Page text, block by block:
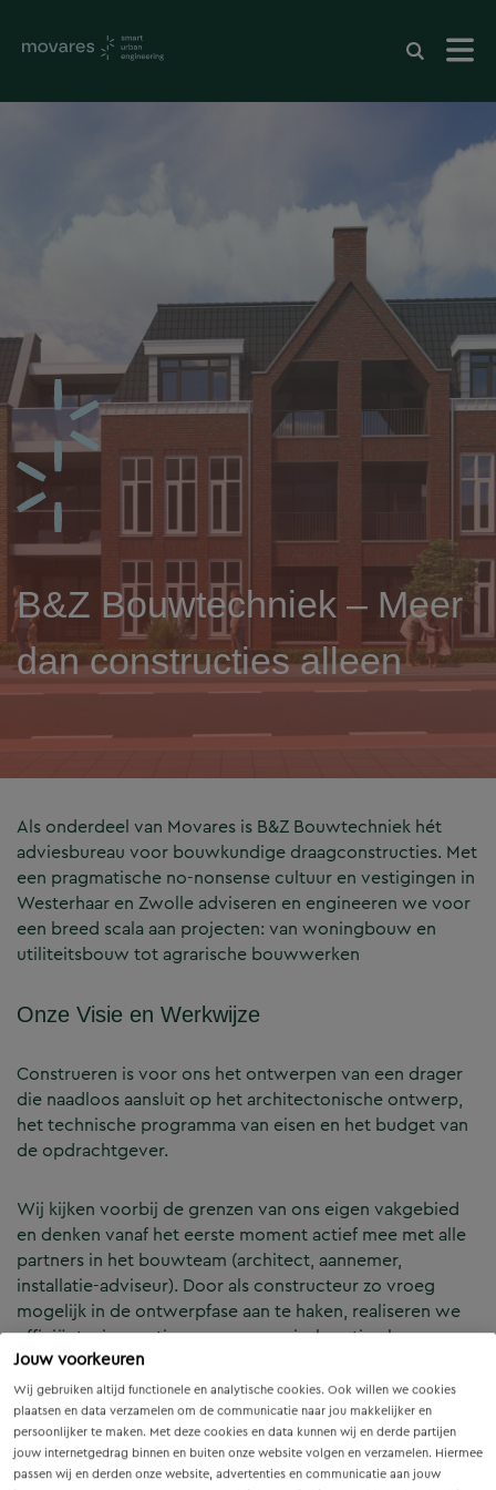
Jouw voorkeuren
Wij gebruiken altijd functionele en analytische cookies. Ook willen we cookies
plaatsen en data verzamelen om de communicatie naar jou makkelijker en
persoonlijker te maken. Met deze cookies en data kunnen wij en derde partijen
jouw internetgedrag binnen en buiten onze website volgen en verzamelen. Hiermee
passen wij en derden onze website, advertenties en communicatie aan jouw
B&Z Bouwtechniek – Meer
dan constructies alleen
Als onderdeel van Movares is B&Z Bouwtechniek hét
adviesbureau voor bouwkundige draagconstructies. Met
een pragmatische no-nonsense cultuur en vestigingen in
Westerhaar en Zwolle adviseren en engineeren we voor
een breed scala aan projecten: van woningbouw en
utiliteitsbouw tot agrarische bouwwerken
Onze Visie en Werkwijze
Construeren is voor ons het ontwerpen van een drager
die naadloos aansluit op het architectonische ontwerp,
het technische programma van eisen en het budget van
de opdrachtgever.
Wij kijken voorbij de grenzen van ons eigen vakgebied
en denken vanaf het eerste moment actief mee met alle
partners in het bouwteam (architect, aannemer,
installatie-adviseur). Door als constructeur zo vroeg
mogelijk in de ontwerpfase aan te haken, realiseren we
efficiënte, innovatieve en economisch optimale
constructies — voor zowel nieuwbouw als renovatie.
Onze Expertises en Activiteiten
B&Z Bouwtechniek verzorgt het volledige constructieve